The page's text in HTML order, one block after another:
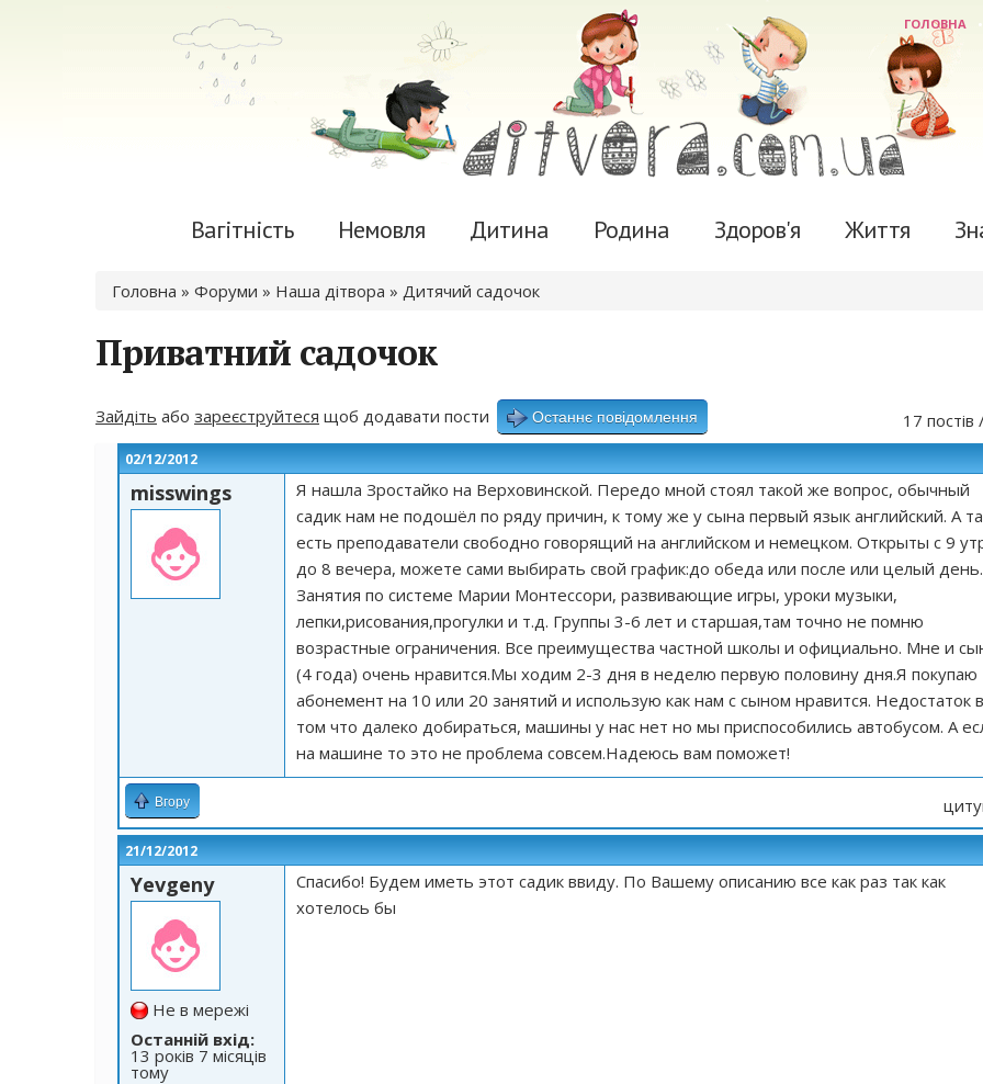
ГОЛОВНА
Вагітність Немовля Дитина Родина Здоров'я Життя
Ви є тут
Головна » Форуми » Наша дітвора » Дитячий садочок
Приватний садочок
17
Зайдіть або зареєструйтеся щоб додавати пости Останнє повідомлення
02/12/2012
misswings
Я нашла Зростайко на Верховинской. Передо мной стоял такой же вопрос, обычный
садик нам не подошёл по ряду причин, к тому же у сына первый язык английский. А
есть преподаватели свободно говорящий на английском и немецком. Открыты с 9
до 8 вечера, можете сами выбирать свой график:до обеда или после или целый день.
Занятия по системе Марии Монтессори, развивающие игры, уроки музыки,
лепки,рисования,прогулки и т.д. Группы 3-6 лет и старшая,там точно не помню
возрастные ограничения. Все преимущества частной школы и официально. Мне и
(4 года) очень нравится.Мы ходим 2-3 дня в неделю первую половину дня.Я покупаю
абонемент на 10 или 20 занятий и использую как нам с сыном нравится. Недостаток в
том что далеко добираться, машины у нас нет но мы приспособились автобусом. А
на машине то это не проблема совсем.Надеюсь вам поможет!
Вгору
21/12/2012
Yevgeny
Не в мережі
Останній вхід:
13 років 7 місяців
тому
Спасибо! Будем иметь этот садик ввиду. По Вашему описанию все как раз так как
хотелось бы